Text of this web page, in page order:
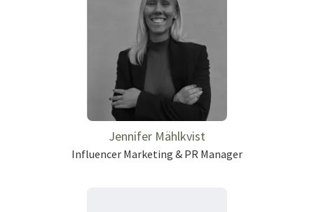
Jennifer Mählkvist
Influencer Marketing & PR Manager